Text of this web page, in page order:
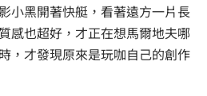
小黑開著快艇，看著遠方一片長
感也超好，才正在想馬爾地夫哪
，才發現原來是玩咖自己的創作